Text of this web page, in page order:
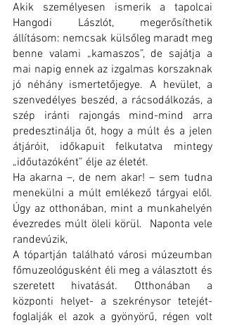
Akik személyesen ismerik a tapolcai
Hangodi Lászlót, megerősíthetik
állításom: nemcsak külsőleg maradt meg
benne valami „kamaszos”, de sajátja a
mai napig ennek az izgalmas korszaknak
jó néhány ismertetőjegye. A hevület, a
szenvedélyes beszéd, a rácsodálkozás, a
szép iránti rajongás mind-mind arra
predesztinálja őt, hogy a múlt és a jelen
átjáróit, időkapuit felkutatva mintegy
„időutazóként” élje az életét.
Ha akarna –, de nem akar! – sem tudna
menekülni a múlt emlékező tárgyai elől.
Úgy az otthonában, mint a munkahelyén
évezredes múlt öleli körül.  Naponta vele
randevúzik,
A tópartján található városi múzeumban
főmuzeológusként éli meg a választott és
szeretett hivatását. Otthonában a
központi helyet- a szekrénysor tetejét-
foglalják el azok a gyönyörű, régen volt